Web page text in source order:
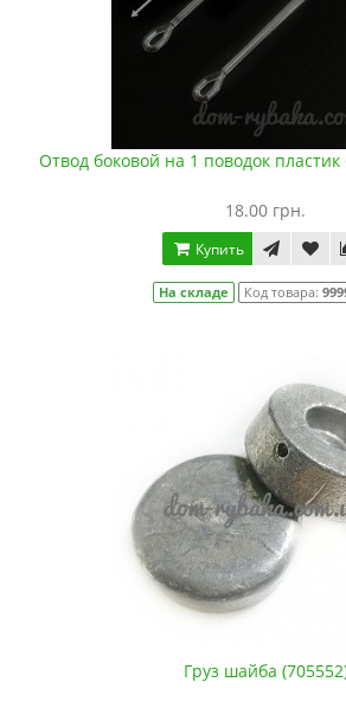
Отвод боковой на 1 поводок
18.00 грн.
Купить
На складе Код товара:
Груз шайба